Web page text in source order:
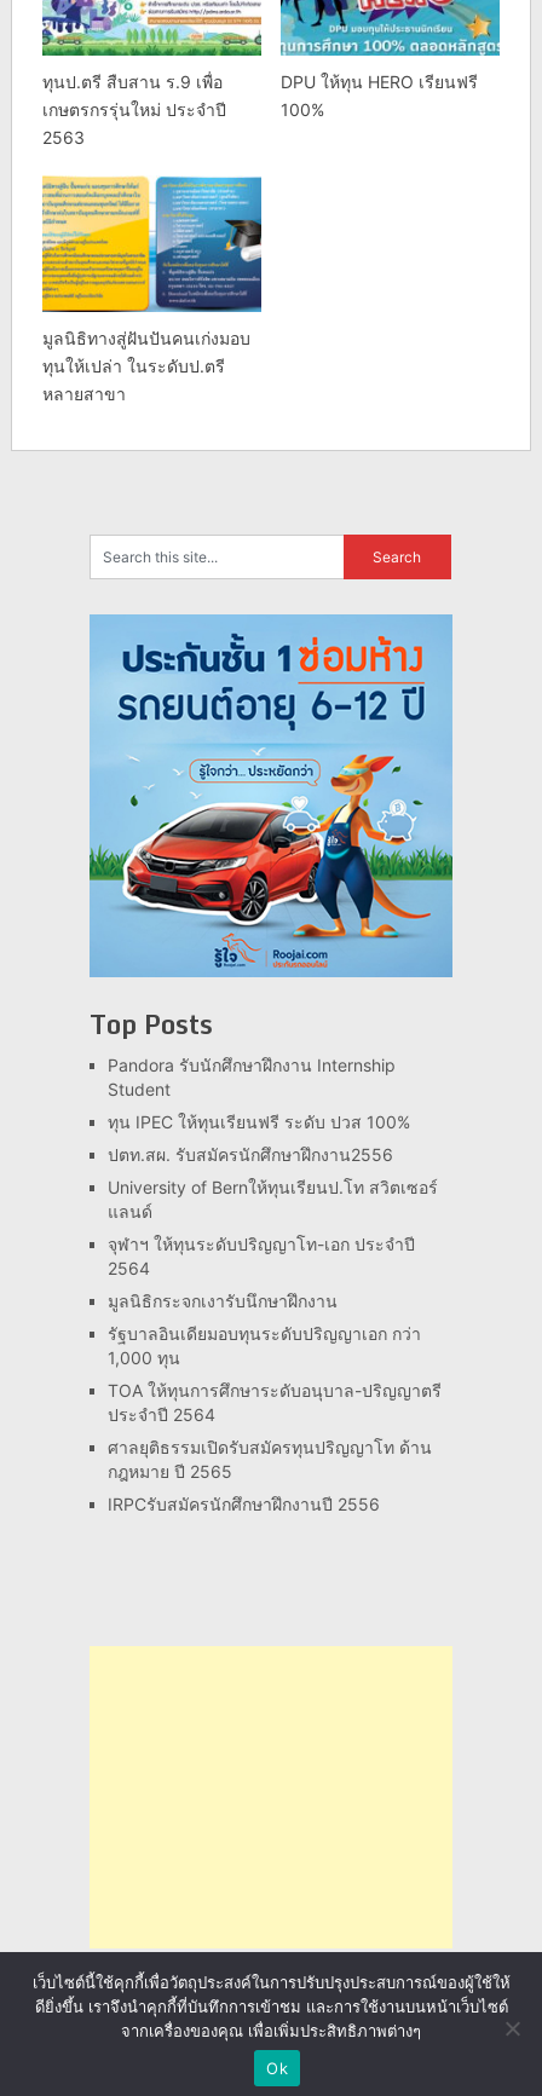
ทุนป.ตรี สืบสาน ร.9 เพื่อ
เกษตรกรรุ่นใหม่ ประจำปี
2563
DPU ให้ทุน HERO เรียนฟรี
100%
มูลนิธิทางสู่ฝันปันคนเก่งมอบ
ทุนให้เปล่า ในระดับป.ตรี
หลายสาขา
Top Posts
Pandora รับนักศึกษาฝึกงาน Internship
Student
ทุน IPEC ให้ทุนเรียนฟรี ระดับ ปวส 100%
ปตท.สผ. รับสมัครนักศึกษาฝึกงาน2556
University of Bernให้ทุนเรียนป.โท สวิตเซอร์
แลนด์
จุฬาฯ ให้ทุนระดับปริญญาโท-เอก ประจำปี
2564
มูลนิธิกระจกเงารับนึกษาฝึกงาน
รัฐบาลอินเดียมอบทุนระดับปริญญาเอก กว่า
1,000 ทุน
TOA ให้ทุนการศึกษาระดับอนุบาล-ปริญญาตรี
ประจำปี 2564
ศาลยุติธรรมเปิดรับสมัครทุนปริญญาโท ด้าน
กฎหมาย ปี 2565
IRPCรับสมัครนักศึกษาฝึกงานปี 2556
ล่าทุนการศึกษา มาลุ้นให้ทั่วโลก
ประกันภัยรถยนต์
เว็บไซต์นี้ใช้คุกกี้เพื่อวัตถุประสงค์ในการปรับปรุงประสบการณ์ของผู้ใช้ให้
ดียิ่งขึ้น เราจึงนำคุกกี้ที่บันทึกการเข้าชม และการใช้งานบนหน้าเว็บไซต์
จากเครื่องของคุณ เพื่อเพิ่มประสิทธิภาพต่างๆ
Ok